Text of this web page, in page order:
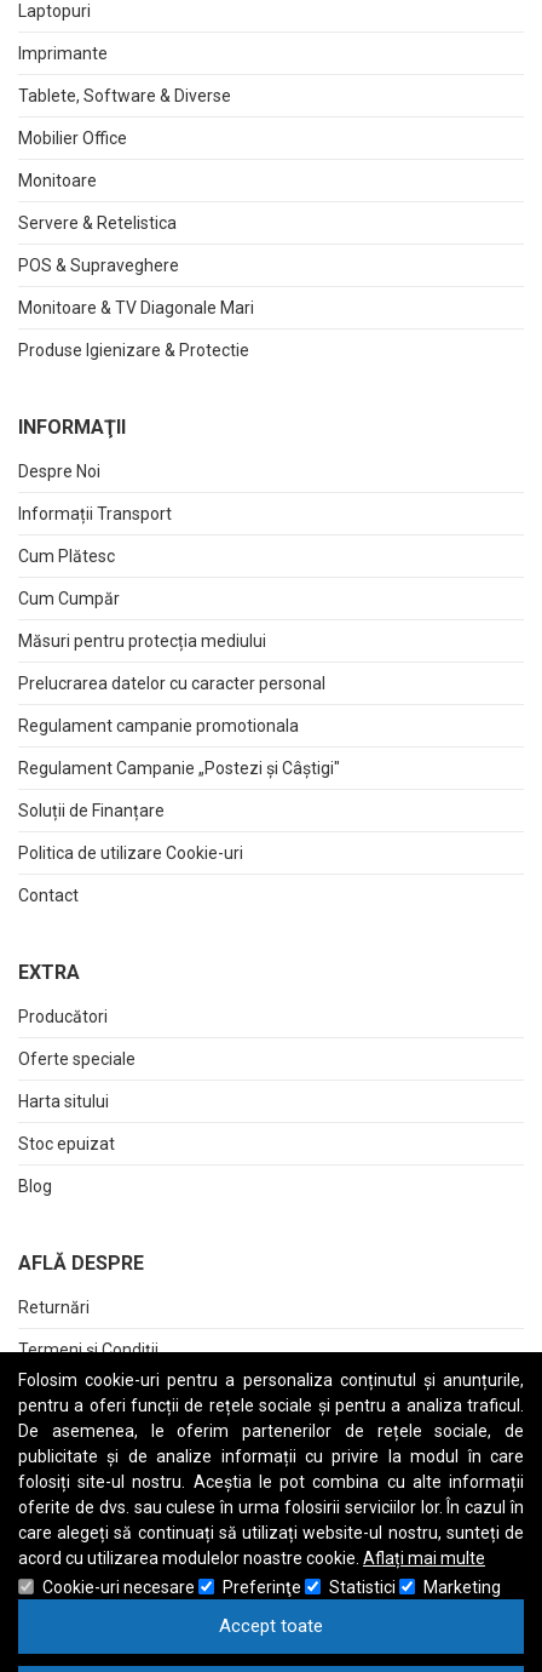
Folosim cookie-uri pentru a personaliza conținutul și anunțurile,
pentru a oferi funcții de rețele sociale și pentru a analiza traficul.
De asemenea, le oferim partenerilor de rețele sociale, de
publicitate și de analize informații cu privire la modul în care
folosiți site-ul nostru. Aceștia le pot combina cu alte informații
oferite de dvs. sau culese în urma folosirii serviciilor lor. În cazul în
care alegeți să continuați să utilizați website-ul nostru, sunteți de
acord cu utilizarea modulelor noastre cookie. Aflați mai multe
Cookie-uri necesare
Preferinţe Statistici Marketing
Accept toate
Laptopuri
Imprimante
Tablete, Software & Diverse
Mobilier Office
Monitoare
Servere & Retelistica
POS & Supraveghere
Monitoare & TV Diagonale Mari
Produse Igienizare & Protectie
INFORMAŢII
Despre Noi
Informații Transport
Cum Plătesc
Cum Cumpăr
Măsuri pentru protecția mediului
Prelucrarea datelor cu caracter personal
Regulament campanie promotionala
Regulament Campanie „Postezi și Câștigi"
Soluții de Finanțare
Politica de utilizare Cookie-uri
Contact
EXTRA
Producători
Oferte speciale
Harta sitului
Stoc epuizat
Blog
AFLĂ DESPRE
Returnări
Termeni și Condiții
Raport date personale
Cerere stergere cont
ABCDEFGHIJKLMNOPQRSTUV WXYZ